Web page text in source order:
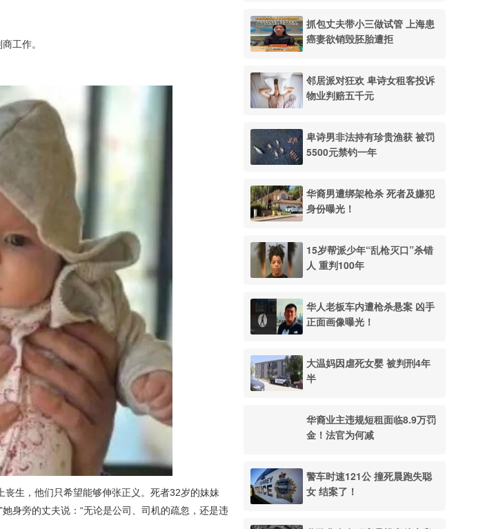
工作。
生，他们只希望能够伸张正义。死者32岁的妹妹
身旁的丈夫说：“无论是公司、司机的疏忽，还是违
抓包丈夫带小三做试管 上海患
癌妻欲销毁胚胎遭拒
邻居派对狂欢 卑诗女租客投诉
物业判赔五千元
卑诗男非法持有珍贵渔获 被罚
5500元禁钓一年
华裔男遭绑架枪杀 死者及嫌犯
身份曝光！
15岁帮派少年“乱枪灭口”杀错
人 重判100年
华人老板车内遭枪杀悬案 凶手
正面画像曝光！
大温妈因虐死女婴 被判刑4年
半
华裔业主违规短租面临8.9万罚
金！法官为何减
警车时速121公 撞死晨跑失聪
女 结案了！